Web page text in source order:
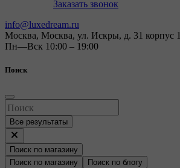
Заказать звонок
info@luxedream.ru
Москва, Москва, ул. Искры, д. 31 корпус 1
Пн—Вск 10:00 – 19:00
Поиск
Все результаты
Поиск по магазину
Поиск по магазину
Поиск по блогу